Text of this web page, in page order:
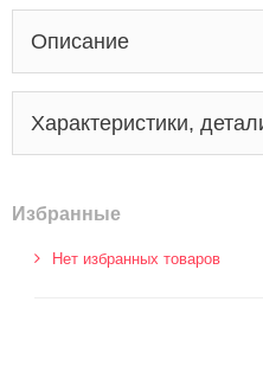
Описание
Характеристики,
Избранные
Нет избранных товаров